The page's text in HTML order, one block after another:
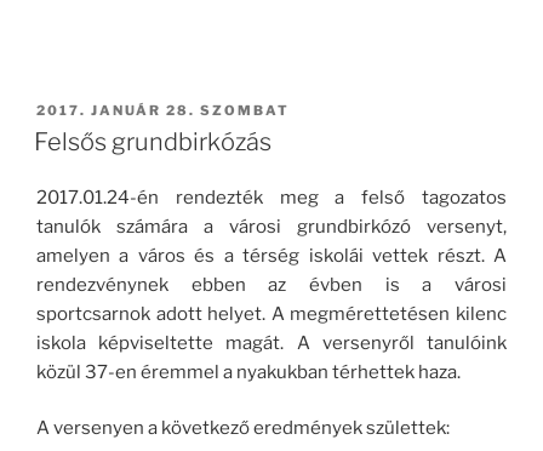
BEKÜLDVE:
2017. JANUÁR 28. SZOMBAT
Felsős grundbirkózás
2017.01.24-én rendezték meg a felső tagozatos
tanulók számára a városi grundbirkózó versenyt,
amelyen a város és a térség iskolái vettek részt. A
rendezvénynek ebben az évben is a városi
sportcsarnok adott helyet. A megmérettetésen kilenc
iskola képviseltette magát. A versenyről tanulóink
közül 37-en éremmel a nyakukban térhettek haza.
A versenyen a következő eredmények születtek: